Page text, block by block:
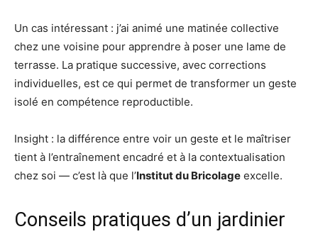
Un cas intéressant : j’ai animé une matinée collective
chez une voisine pour apprendre à poser une lame de
terrasse. La pratique successive, avec corrections
individuelles, est ce qui permet de transformer un geste
isolé en compétence reproductible.
Insight : la différence entre voir un geste et le maîtriser
tient à l’entraînement encadré et à la contextualisation
chez soi — c’est là que l’Institut du Bricolage excelle.
Conseils pratiques d’un jardinier